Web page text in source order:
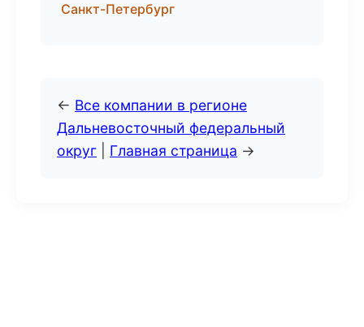
Санкт-Петербург
← Все компании в регионе
Дальневосточный федеральный
округ
Главная страница →